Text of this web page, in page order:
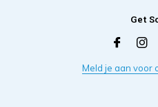
Get
Meld je aan voor